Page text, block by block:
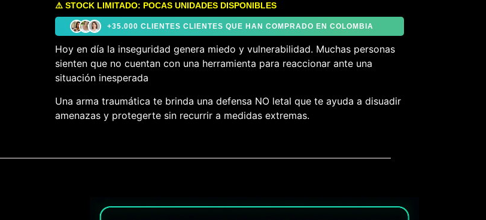
⚠️ STOCK LIMITADO: POCAS UNIDADES DISPONIBLES
+35.000 CLIENTES CLIENTES QUE HAN COMPRADO EN COLOMBIA
Hoy en día la inseguridad genera miedo y vulnerabilidad. Muchas personas
sienten que no cuentan con una herramienta para reaccionar ante una
situación inesperada
Una arma traumática te brinda una defensa NO letal que te ayuda a disuadir
amenazas y protegerte sin recurrir a medidas extremas.